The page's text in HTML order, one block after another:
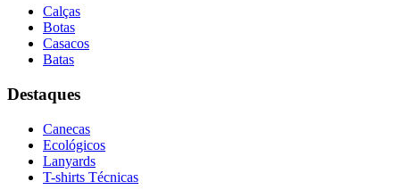
Calças
Botas
Casacos
Batas
Destaques
Canecas
Ecológicos
Lanyards
T-shirts Técnicas